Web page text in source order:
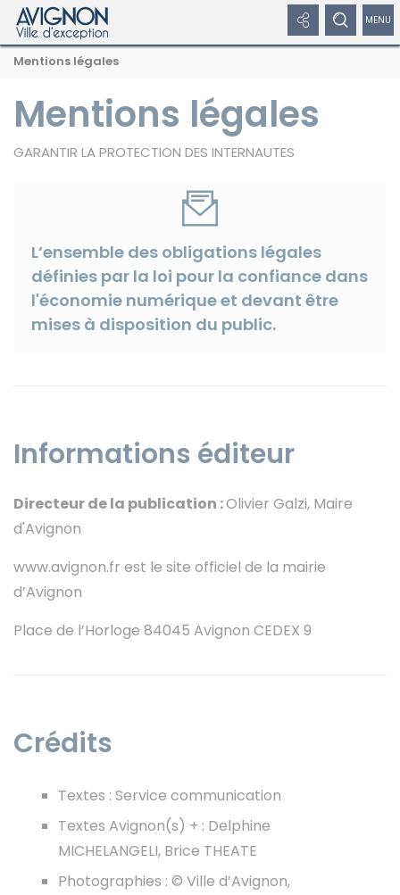
Afficher
Rechercher
sur
Afficher
réseaux
Nous
suivre
les
réseaux
sociaux
Facebook
Instagram
Navigation
par
d'Ariane
Mentions légales
Mentions légales
GARANTIR LA PROTECTION DES INTERNAUTES
L’ensemble des obligations légales
définies par la loi pour la confiance dans
l'économie numérique et devant être
mises à disposition du public.
Informations éditeur
Directeur de la publication :Olivier Galzi, Maire
d'Avignon
www.avignon.fr est le site officiel de la mairie
d’Avignon
Place de l’Horloge 84045 Avignon CEDEX 9
Crédits
Textes : Service communication
Textes Avignon(s) + : Delphine
MICHELANGELI, Brice THEATE
Photographies : © Ville d’Avignon,
Panneau de gestion des cookies